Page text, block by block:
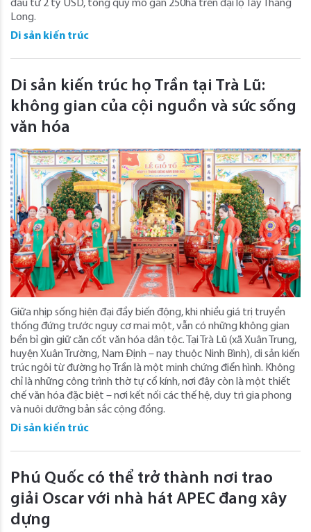
đầu tư 2 tỷ USD, tổng quy mô gần 250ha trên đại lộ Tây Thăng
Long.
Di sản kiến trúc
Di sản kiến trúc họ Trần tại Trà Lũ:
không gian của cội nguồn và sức sống
văn hóa
Giữa nhịp sống hiện đại đầy biến động, khi nhiều giá trị truyền
thống đứng trước nguy cơ mai một, vẫn có những không gian
bền bỉ gìn giữ căn cốt văn hóa dân tộc. Tại Trà Lũ (xã Xuân Trung,
huyện Xuân Trường, Nam Định – nay thuộc Ninh Bình), di sản kiến
trúc ngôi từ đường họ Trần là một minh chứng điển hình. Không
chỉ là những công trình thờ tự cổ kính, nơi đây còn là một thiết
chế văn hóa đặc biệt – nơi kết nối các thế hệ, duy trì gia phong
và nuôi dưỡng bản sắc cộng đồng.
Di sản kiến trúc
Phú Quốc có thể trở thành nơi trao
giải Oscar với nhà hát APEC đang xây
dựng